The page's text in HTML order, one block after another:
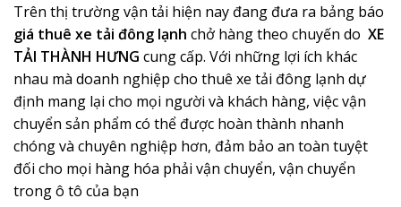
Trên thị trường vận tải hiện nay đang đưa ra bảng báo
giá thuê xe tải đông lạnh chở hàng theo chuyến do XE
TẢI THÀNH HƯNG cung cấp. Với những lợi ích khác
nhau mà doanh nghiệp cho thuê xe tải đông lạnh dự
định mang lại cho mọi người và khách hàng, việc vận
chuyển sản phẩm có thể được hoàn thành nhanh
chóng và chuyên nghiệp hơn, đảm bảo an toàn tuyệt
đối cho mọi hàng hóa phải vận chuyển, vận chuyển
trong ô tô của bạn